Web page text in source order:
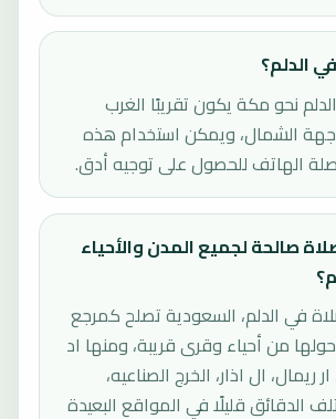
الدلم؟
نحو مكة يكون تقريبًا الغرب
251° من جهة الشمال، ويمكن استخدام هذه
الهاتف للحصول على توجيه أدق.
صالحة لجميع المدن والأحياء
في الدلم، السعودية تصلح كمرجع
من أحياء وقرى قريبة، ومنها اد
ريمال، ال اذار، الخرج الصناعيه،
الدقائق قليلًا في المواقع البعيدة